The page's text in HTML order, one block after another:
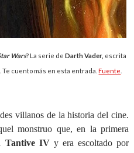
Wars? La serie de Darth Vader, escrita
Te cuento más en esta entrada.Fuente
villanos de la historia del cine.
monstruo que, en la primera
Tantive IVy era escoltado por